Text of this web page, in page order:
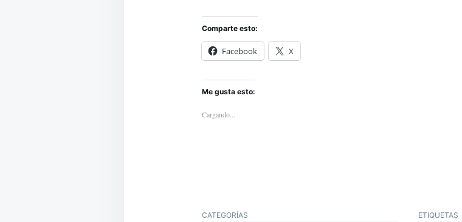
Comparte esto:
Facebook X
Me gusta esto:
Cargando...
CATEGORÍAS ETIQUETAS